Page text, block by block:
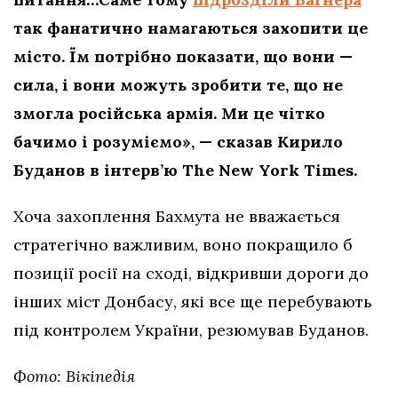
так фанатично намагаються захопити це
місто. Їм потрібно показати, що вони —
сила, і вони можуть зробити те, що не
змогла російська армія. Ми це чітко
бачимо і розуміємо», — сказав Кирило
Буданов в інтерв’ю The New York Times.
Хоча захоплення Бахмута не вважається
стратегічно важливим, воно покращило б
позиції росії на сході, відкривши дороги до
інших міст Донбасу, які все ще перебувають
під контролем України, резюмував Буданов.
Фото: Вікіпедія